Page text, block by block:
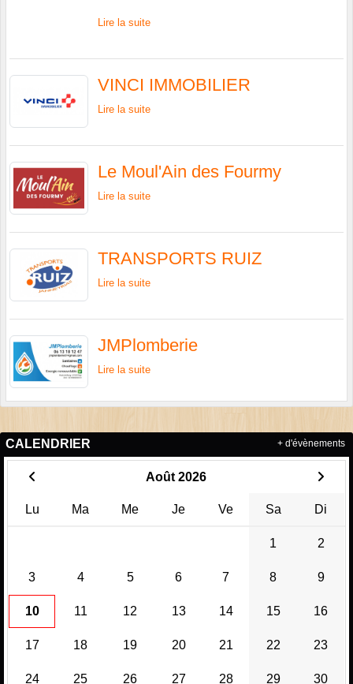
Lire la suite
VINCI IMMOBILIER
Lire la suite
Le Moul'Ain des Fourmy
Lire la suite
TRANSPORTS RUIZ
Lire la suite
JMPlomberie
Lire la suite
CALENDRIER
Août 2026
Lu Ma Me Je Ve Sa Di
1 2
3 4 5 6 7 8 9
10 11 12 13 14 15 16
17 18 19 20 21 22 23
24 25 26 27 28 29 30
+ d'évènements